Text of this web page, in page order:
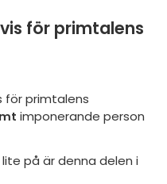
för primtalens
för primtalens
imponerande person
på är denna delen i
och Statistik
matematik